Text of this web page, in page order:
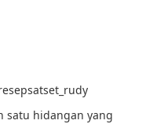
satu hidangan yang